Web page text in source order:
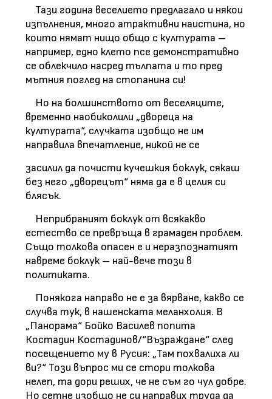
Тази година веселието предлагало и някои
изпълнения, много атрактивни наистина, но
които нямат нищо общо с културата –
например, едно клето псе демонстративно
се облекчило насред тълпата и то пред
мътния поглед на стопанина си!
Но на болшинството от веселяците,
временно наобиколили „двореца на
културата“, случката изобщо не им
направила впечатление, никой не се
засилил да почисти кучешкия боклук, сякаш
без него „дворецът“ няма да е в целия си
блясък.
Неприбраният боклук от всякакво
естество се превръща в грамаден проблем.
Също толкова опасен е и неразпознатият
навреме боклук – най-вече този в
политиката.
Понякога направо не е за вярване, какво се
случва тук, в нашенската меланхолия. В
„Панорама“ Бойко Василев попита
Костадин Костадинов/“Възраждане“ след
посещението му в Русия: „Там похвалиха ли
ви?“ Този въпрос ми се стори толкова
нелеп, та дори реших, че не съм го чул добре.
Но сетне изобщо не си направих труда да